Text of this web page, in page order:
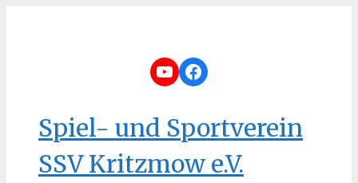
YouTube
Facebook
Spiel- und Sportverein
SSV Kritzmow e.V.